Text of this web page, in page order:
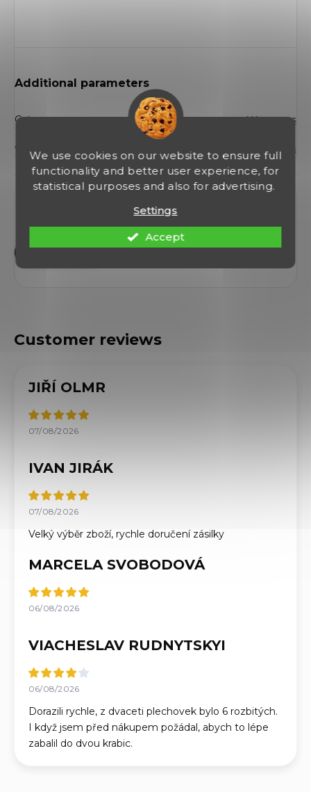
We use cookies on our website to ensure full
functionality and better user experience, for
statistical purposes and also for advertising.
Settings
Accept
Additional parameters
Category: Weapons
Warranty 2 years
Discussion
Be the first who will post an article to this item!
JIŘÍ OLMR
07/08/2026
IVAN JIRÁK
07/08/2026
Velký výběr zboží, rychle doručení zásilky
MARCELA SVOBODOVÁ
06/08/2026
VIACHESLAV RUDNYTSKYI
06/08/2026
Dorazili rychle, z dvaceti plechovek bylo 6 rozbitých.
I když jsem před nákupem požádal, abych to lépe
zabalil do dvou krabic.